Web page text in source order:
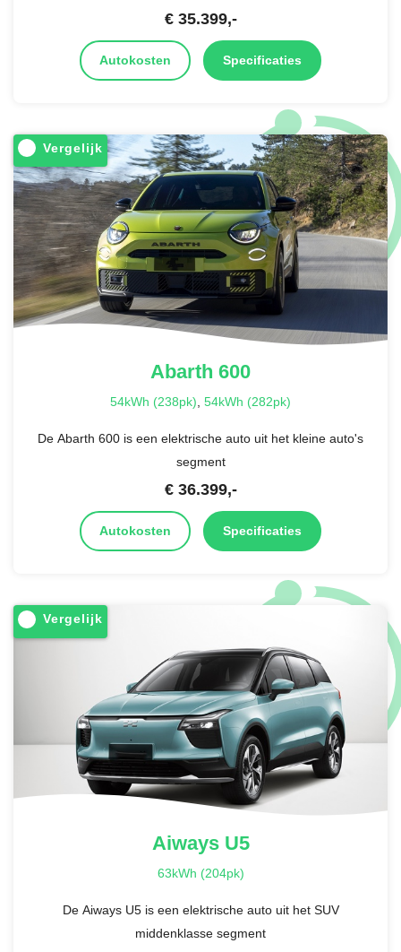
€ 35.399,-
Autokosten Specificaties
Vergelijk
Abarth 600
54kWh (238pk), 54kWh (282pk)
De Abarth 600 is een elektrische auto uit het kleine auto's
segment
€ 36.399,-
Autokosten Specificaties
Vergelijk
AiwaysU5
63kWh (204pk)
De Aiways U5 is een elektrische auto uit het SUV
middenklasse segment